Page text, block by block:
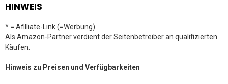
HINWEIS
* = Afilliate-Link (=Werbung)
Als Amazon-Partner verdient der Seitenbetreiber an qualifizierten
Käufen.
Hinweis zu Preisen und Verfügbarkeiten